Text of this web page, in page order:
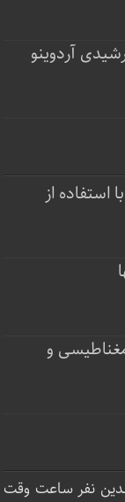
آردوینو
استفاده از
و
نفر ساعت‌ وقت